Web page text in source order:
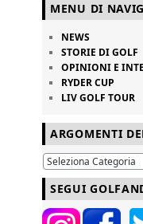
MENU DI
NEWS
STORIE DI GOLF
OPINIONI E
RYDER CUP
LIV GOLF TOUR
ARGOMENTI
SEGUI